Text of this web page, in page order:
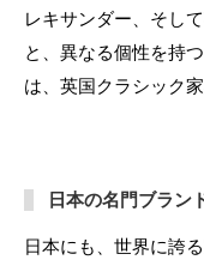
レキサンダー、そし
と、異なる個性を持
は、英国クラシック
日本の名門ブラン
日本にも、世界に誇